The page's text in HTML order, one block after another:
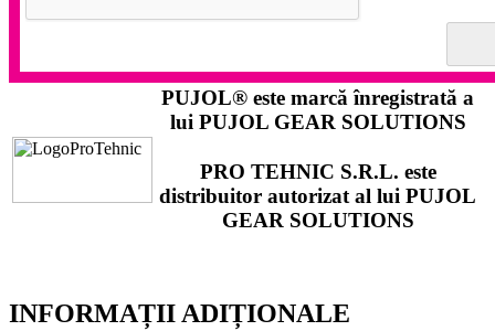
PUJOL® este marcă înregistrată a
lui PUJOL GEAR SOLUTIONS
PRO TEHNIC S.R.L. este
distribuitor autorizat al lui PUJOL
GEAR SOLUTIONS
INFORMAȚII ADIȚIONALE